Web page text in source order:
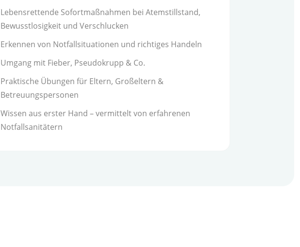
Lebensrettende Sofortmaßnahmen bei Atemstillstand,
Bewusstlosigkeit und Verschlucken
Erkennen von Notfallsituationen und richtiges Handeln
Umgang mit Fieber, Pseudokrupp & Co.
Praktische Übungen für Eltern, Großeltern &
Betreuungspersonen
Wissen aus erster Hand – vermittelt von erfahrenen
Notfallsanitätern